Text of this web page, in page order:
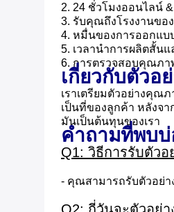
2. 24 ชั่วโมงออนไลน์
3. รับคุณถึงโรงงานขอ
4. หมื่นของการออกแบ
5. เวลานำการผลิตสั้น
6. การตรวจสอบคุณภา
เกี่ยวกับตัวอ
เราเตรียมตัวอย่างคุณ
เป็นที่ของลูกค้า หลังจา
มันเป็นต้นทุนของเรา
คำถามที่พบบ่
Q1: วิธีการรับตัวอ
- คุณสามารถรับตัวอย่า